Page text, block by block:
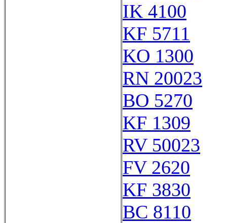
IK 4100
KF 5711
KO 1300
RN 20023
BO 5270
KF 1309
RV 50023
FV 2620
KF 3830
BC 8110